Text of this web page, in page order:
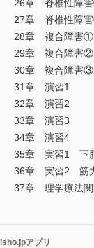
26章 脊椎性障害
27章 脊椎性障
28章 複合障害①
29章 複合障害②
30章 複合障害③
31章 演習1
32章 演習2
33章 演習3
34章 演習4
35章 実習1 下
36章 実習2 筋
37章 理学療法関
isho.jpアプリ